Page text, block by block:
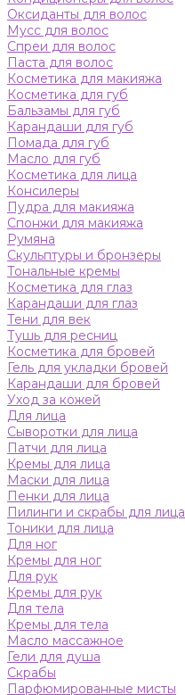
Оксиданты для волос
Мусс для волос
Спреи для волос
Паста для волос
Косметика для макияжа
Косметика для губ
Бальзамы для губ
Карандаши для губ
Помада для губ
Масло для губ
Косметика для лица
Консилеры
Пудра для макияжа
Спонжи для макияжа
Румяна
Скульптуры и бронзеры
Тональные кремы
Косметика для глаз
Карандаши для глаз
Тени для век
Тушь для ресниц
Косметика для бровей
Гель для укладки бровей
Карандаши для бровей
Уход за кожей
Для лица
Сыворотки для лица
Патчи для лица
Кремы для лица
Маски для лица
Пенки для лица
Пилинги и скрабы для лица
Тоники для лица
Для ног
Кремы для ног
Для рук
Кремы для рук
Для тела
Кремы для тела
Масло массажное
Гели для душа
Скрабы
Парфюмированные мисты